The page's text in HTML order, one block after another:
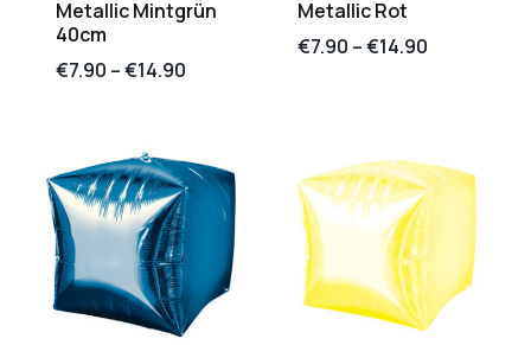
Metallic Mintgrün
40cm
€7.90 –€14.90
Metallic Rot
€7.90 –€14.90